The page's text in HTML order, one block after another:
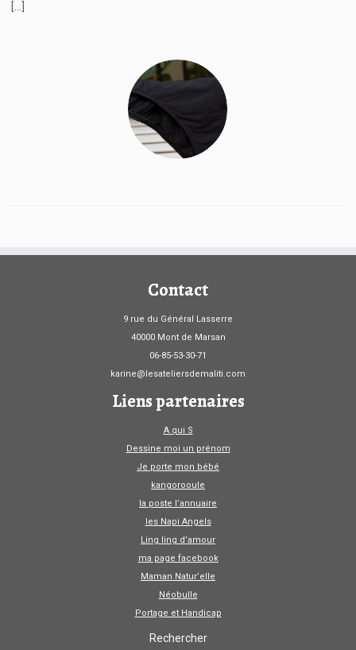
Contact
9 rue du Général Lasserre
40000 Mont de Marsan
06-85-53-30-71
karine@lesateliersdemaliti.com
Liens partenaires
A qui S
Dessine moi un prénom
Je porte mon bébé
kangorooule
la poste l’annuaire
les Napi Angels
Ling ling d’amour
ma page facebook
Maman Natur’elle
Néobulle
Portage et Handicap
Rechercher